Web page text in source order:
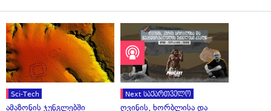
Sci-Tech
ამაზონის ჯუნგლებში
Next საქართველო
ღვინის, ხორბლისა და